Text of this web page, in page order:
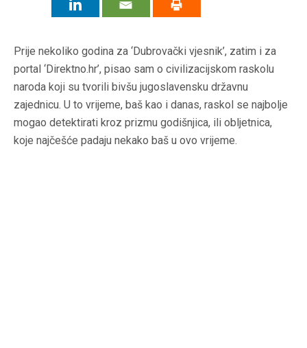
Prije nekoliko godina za ‘Dubrovački vjesnik’, zatim i za
portal ‘Direktno.hr’, pisao sam o civilizacijskom raskolu
naroda koji su tvorili bivšu jugoslavensku državnu
zajednicu. U to vrijeme, baš kao i danas, raskol se najbolje
mogao detektirati kroz prizmu godišnjica, ili obljetnica,
koje najčešće padaju nekako baš u ovo vrijeme.